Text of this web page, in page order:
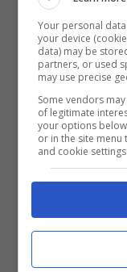
che ha fatto
fino al
commettere
gioca contro
davvero in
dire che
Chiudiamo,
L’uomo che
al campo. In
commesso
annesso.
Your personal
your device
data) may be
partners, or used
may use precise
Some vendors
of legitimate
your options
or in the site
and cookie settings.